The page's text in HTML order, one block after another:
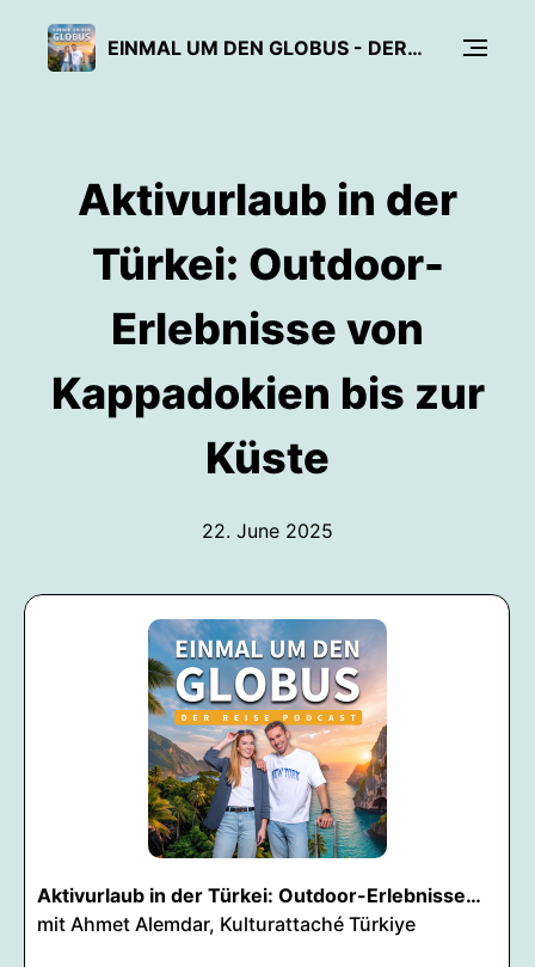
EINMAL UM DEN GLOBUS - DER REISE PODCAST
Aktivurlaub in der
Türkei: Outdoor-
Erlebnisse von
Kappadokien bis zur
Küste
22. June 2025